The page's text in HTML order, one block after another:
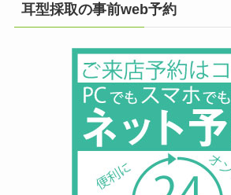
耳型採取の事前web予約